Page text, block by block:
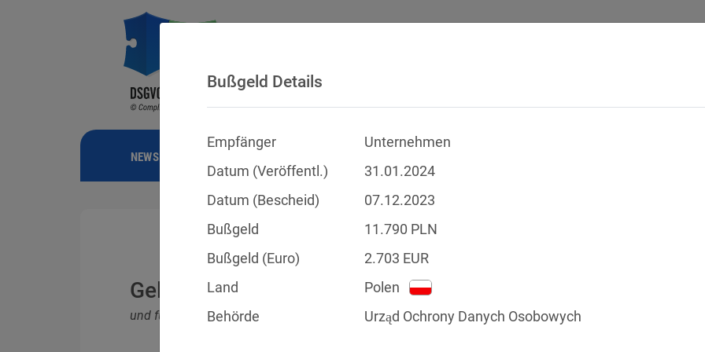
NEWS
Geldbußen für DSGVO-Verstöße
und für Verletzungen anderer Datenschutzgesetze
Bußgeld Details
Empfänger
Unternehmen
Datum (Veröffentl.)
31.01.2024
Datum (Bescheid)
07.12.2023
Bußgeld
11.790 PLN
Bußgeld (Euro)
2.703 EUR
Land
Polen
Behörde
Urząd Ochrony Danych Osobowych